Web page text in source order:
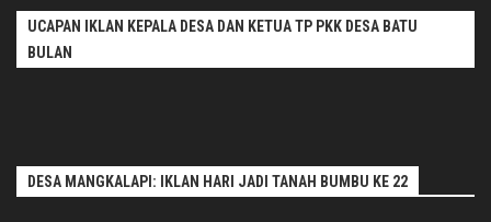
UCAPAN IKLAN KEPALA DESA DAN KETUA TP PKK DESA BATU
BULAN
DESA MANGKALAPI: IKLAN HARI JADI TANAH BUMBU KE 22